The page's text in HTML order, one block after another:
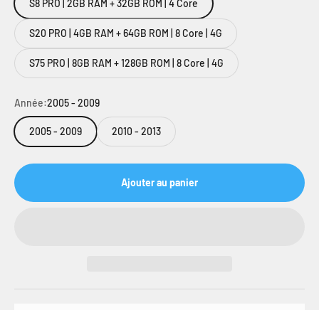
S8 PRO | 2GB RAM + 32GB ROM | 4 Core
S20 PRO | 4GB RAM + 64GB ROM | 8 Core | 4G
S75 PRO | 8GB RAM + 128GB ROM | 8 Core | 4G
Année:2005 - 2009
2005 - 2009 2010 - 2013
Ajouter au panier